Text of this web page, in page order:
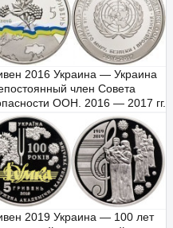
2016 Украина — Украина
член Совета
ООН. 2016 — 2017 гг.
2019 Украина — 100 лет